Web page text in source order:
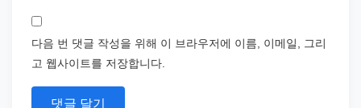
다음 번 댓글 작성을 위해 이 브라우저에 이름, 이메일, 그리
고 웹사이트를 저장합니다.